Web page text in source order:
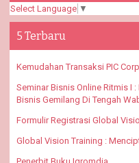
Select Language ▼
5 Terbaru
Kemudahan Transaksi PIC Corp
Seminar Bisnis Online Ritmis I
Bisnis Gemilang Di Tengah
Formulir Registrasi Global
Global Vision Training :